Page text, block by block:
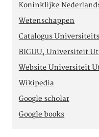
Koninklijke
Wetenschappen
Catalogus
BIGUU, Universiteit
Website Universiteit
Wikipedia
Google scholar
Google books